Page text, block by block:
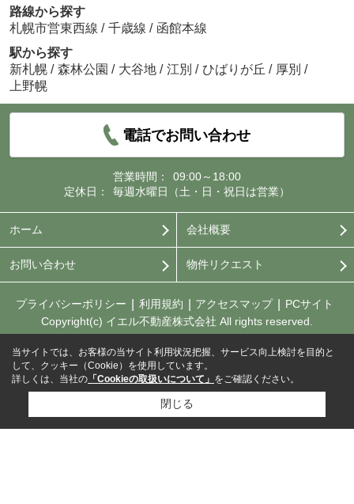
路線から探す
札幌市営東西線 / 千歳線 / 函館本線
駅から探す
新札幌 / 森林公園 / 大谷地 / 江別 / ひばりが丘 / 厚別 /
上野幌
電話でお問い合わせ
営業時間：
09:00～18:00
定休日：
毎週水曜日（土・日・祝日は営業）
ホーム 会社概要
お問い合わせ 物件リクエスト
プライバシーポリシー 利用規約 アクセスマップ
PCサイト
Copyright(c) イエル不動産株式会社 All rights reserved.
当サイトでは、お客様の当サイト利用状況把握、サービス向上検討を目的と
して、クッキー（Cookie）を使用しています。
詳しくは、当社の 「Cookieの取扱いについて」 をご確認ください。
閉じる